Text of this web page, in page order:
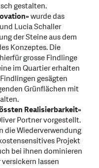
gestalten.
wurde das
Lucia Schaller
der Steine aus dem
Konzeptes. Die
grosse Findlinge
im Quartier erhalten
gesägten
Grünflächen mit
Realisierbarkeit»
Portner vorgestellt.
die Wiederverwendung
Projekt
bei ihnen dominieren
lassen